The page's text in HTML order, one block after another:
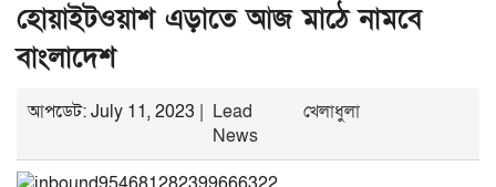
হোয়াইটওয়াশ এড়াতে আজ মাঠে নামবে
বাংলাদেশ
আপডেট: July 11, 2023 | Lead
News
খেলাধুলা